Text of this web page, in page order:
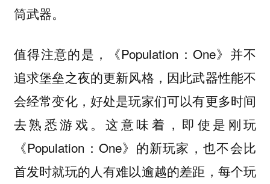
筒武器。
值得注意的是，《Population：One》并不
追求堡垒之夜的更新风格，因此武器性能不
会经常变化，好处是玩家们可以有更多时间
去熟悉游戏。这意味着，即使是刚玩
《Population：One》的新玩家，也不会比
首发时就玩的人有难以逾越的差距，每个玩